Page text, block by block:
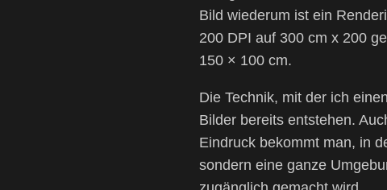
Bild wiederum ist ein
200 DPI auf 300 cm x 200
150 × 100 cm.
Die Technik, mit der ich
Bilder bereits entstehen.
Eindruck bekommt man, in
sondern eine ganze